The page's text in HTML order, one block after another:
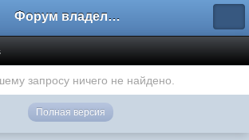
Форум владельцев интернет-магазинов
запросу ничего не найдено.
Полная версия